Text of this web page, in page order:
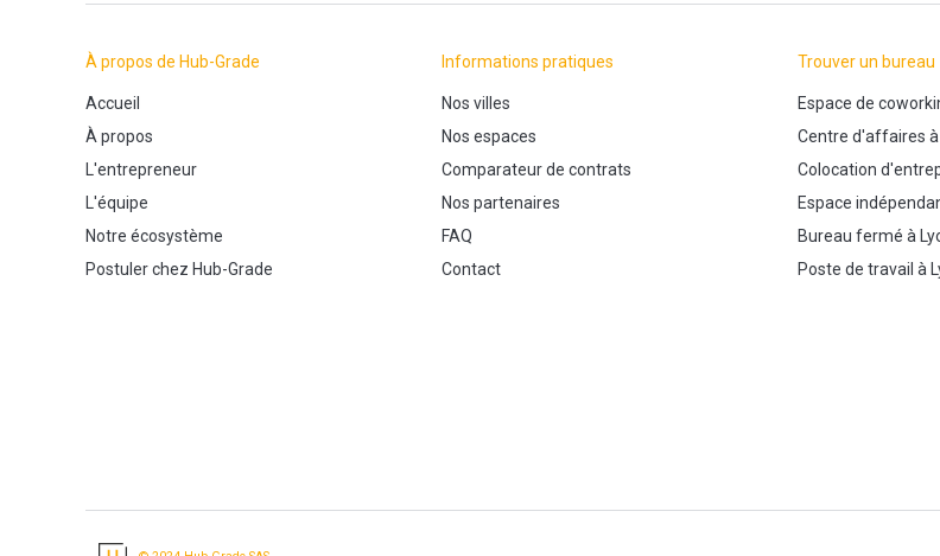
À propos de Hub-Grade
Accueil
À propos
L'entrepreneur
L'équipe
Notre écosystème
Postuler chez Hub-Grade
Informations pratiques
Nos villes
Nos espaces
Comparateur de contrats
Nos partenaires
FAQ
Contact
Trouver un bureau
Espace de
Centre d'affaires à
Colocation
Espace
Bureau fermé à
Poste de travail à